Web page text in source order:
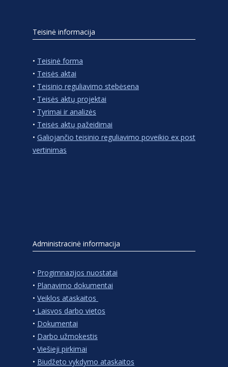
Teisinė informacija
• Teisinė forma
• Teisės aktai
• Teisinio reguliavimo stebėsena
• Teisės aktų projektai
• Tyrimai ir analizės
• Teisės aktų pažeidimai
• Galiojančio teisinio reguliavimo poveikio ex post
vertinimas
Administracinė informacija
• Progimnazijos nuostatai
• Planavimo dokumentai
• Veiklos ataskaitos
• Laisvos darbo vietos
• Dokumentai
• Darbo užmokestis
• Viešieji pirkimai
• Biudžeto vykdymo ataskaitos